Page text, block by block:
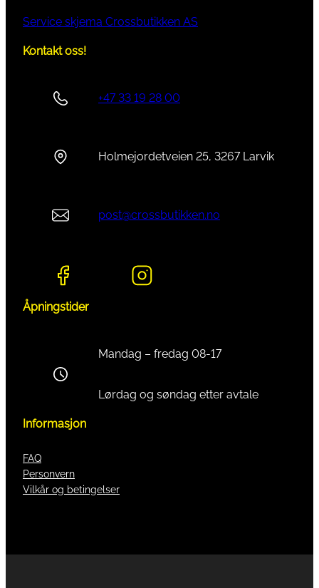
Service skjema Crossbutikken AS
Kontakt oss!
+47 33 19 28 00
Holmejordetveien 25, 3267 Larvik
post@crossbutikken.no
Åpningstider
Mandag – fredag 08-17
Lørdag og søndag etter avtale
Informasjon
FAQ
Personvern
Vilkår og betingelser